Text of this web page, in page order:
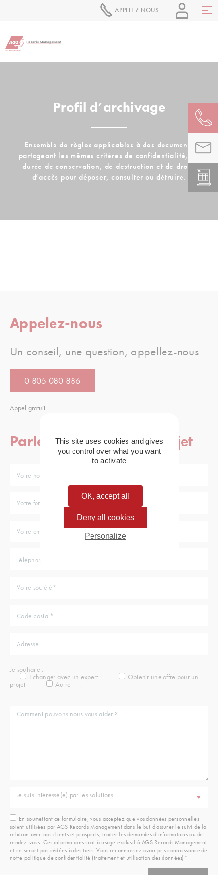
APPELEZ-NOUS
Profil d’archivage
Ensemble de règles applicables à des documents
partageant les mêmes critères de confidentialité, de
durée de conservation, de destruction et de droits
d’accès pour déposer, consulter ou détruire.
Appelez-nous
Un conseil, une question, appellez-nous
0 805 080 886
Appel gratuit
Parlez-nous de votre projet
Je souhaite :
Echanger avec un expert
Obtenir une offre pour un
projet
Autre
Je suis intéressé(e) par les solutions
En soumettant ce formulaire, vous acceptez que vos données personnelles
soient utilisées par AGS Records Management dans le but d’assurer le suivi de la
relation avec nos clients et prospects, traiter les demandes d’informations ou de
rendez-vous. Ces informations sont à usage exclusif à AGS Records Management
et ne seront pas cédées à des tiers. Vous reconnaissez avoir pris connaissance de
notre politique de confidentialité (traitement et utilisation des données)*
This site uses cookies and gives
you control over what you want
to activate
OK, accept all
Deny all cookies
Personalize